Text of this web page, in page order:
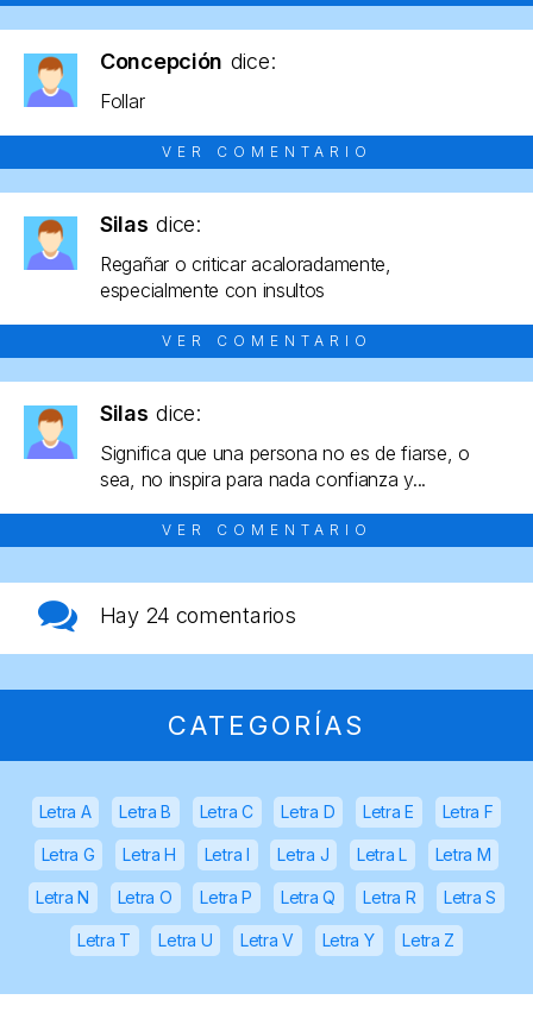
Concepción dice:
Follar
VER COMENTARIO
Silas dice:
Regañar o criticar acaloradamente,
especialmente con insultos
VER COMENTARIO
Silas dice:
Significa que una persona no es de fiarse, o
sea, no inspira para nada confianza y...
VER COMENTARIO
Hay 24 comentarios
CATEGORÍAS
Letra A Letra B Letra C Letra D Letra E Letra F
Letra G Letra H Letra I Letra J Letra L Letra M
Letra N Letra O Letra P Letra Q Letra R Letra S
Letra T Letra U Letra V Letra Y Letra Z